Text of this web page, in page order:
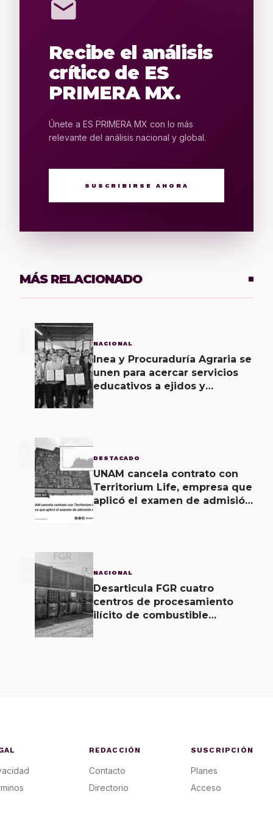
mail
Recibe el análisis
crítico de ES
PRIMERA MX.
Únete a ES PRIMERA MX con lo más
relevante del análisis nacional y global.
SUSCRIBIRSE AHORA
MÁS RELACIONADO
NACIONAL
Inea y Procuraduría Agraria se
unen para acercar servicios
educativos a ejidos y
2 DESTACADO
UNAM cancela contrato con
Territorium Life, empresa que
aplicó el examen de admisión
3 NACIONAL
Desarticula FGR cuatro
centros de procesamiento
ilícito de combustible
REDACCIÓN
Contacto
Directorio
SUSCRIPCIÓN
Planes
Acceso